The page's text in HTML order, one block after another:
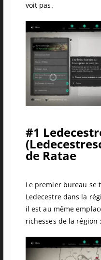
voit pas.
#1
de Ratae
Le premier bureau se
Ledecestre dans la
il est au même
richesses de la